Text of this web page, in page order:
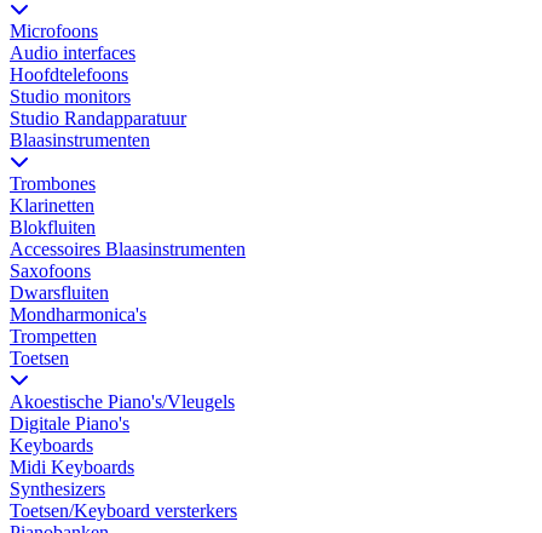
Microfoons
Audio interfaces
Hoofdtelefoons
Studio monitors
Studio Randapparatuur
Blaasinstrumenten
Trombones
Klarinetten
Blokfluiten
Accessoires Blaasinstrumenten
Saxofoons
Dwarsfluiten
Mondharmonica's
Trompetten
Toetsen
Akoestische Piano's/Vleugels
Digitale Piano's
Keyboards
Midi Keyboards
Synthesizers
Toetsen/Keyboard versterkers